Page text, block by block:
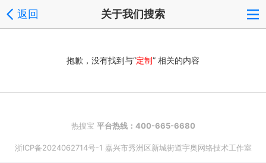
返回 关于我们搜索
抱歉，没有找到与“定制” 相关的内容
热搜宝 平台热线：400-665-6680
浙ICP备2024062714号-1 嘉兴市秀洲区新城街道宇奥网络技术工作室